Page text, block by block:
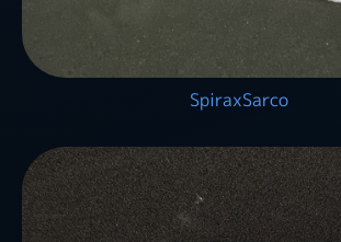
SpiraxSarco